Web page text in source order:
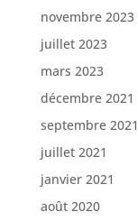
novembre 2023
juillet 2023
mars 2023
décembre 2021
septembre 2021
juillet 2021
janvier 2021
août 2020